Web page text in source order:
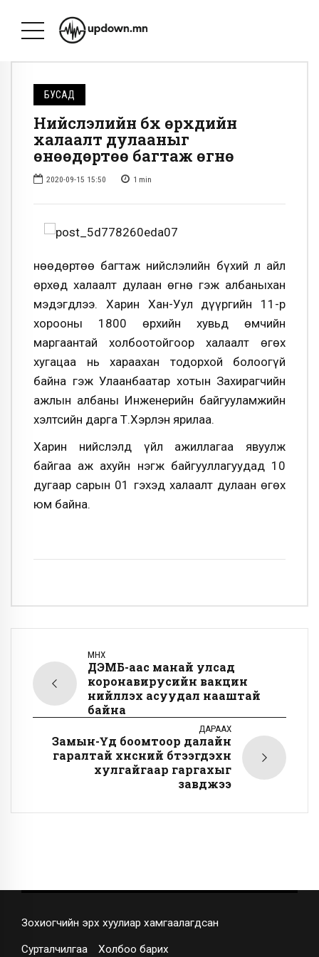
БУСАД
Нийслэлийн бүх өрхүүдийн
халаалт дулааныг
өнөөдөртөө багтаж өгнө
2020-09-15 15:50 1 min
Өнөөдөртөө багтаж нийслэлийн бүхий л айл
өрхөд халаалт дулаан өгнө гэж албаныхан
мэдэгдлээ. Харин Хан-Уул дүүргийн 11-р
хорооны 1800 өрхийн хувьд өмчийн
маргаантай холбоотойгоор халаалт өгөх
хугацаа нь хараахан тодорхой болоогүй
байна гэж Улаанбаатар хотын Захирагчийн
ажлын албаны Инженерийн байгууламжийн
хэлтсийн дарга Т.Хэрлэн ярилаа.
Харин нийслэлд үйл ажиллагаа явуулж
байгаа аж ахуйн нэгж байгууллагуудад 10
дугаар сарын 01 гэхэд халаалт дулаан өгөх
юм байна.
ӨМНӨХ
ДЭМБ-аас манай улсад
коронавирусийн вакцин
нийлүүлэх асуудал нааштай
байна
ДАРААХ
Замын-Үүд боомтоор далайн
гаралтай хүнсний бүтээгдэхүүн
хулгайгаар гаргахыг
завджээ
Зохиогчийн эрх хуулиар хамгаалагдсан
Сурталчилгаа Холбоо барих